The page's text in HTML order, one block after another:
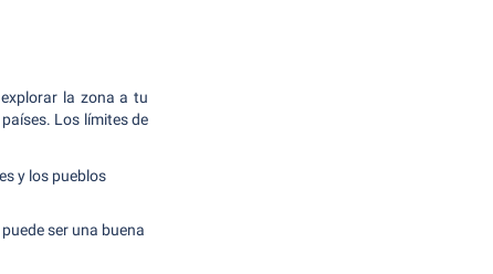
la zona a tu
Los límites de
y los pueblos
ser una buena